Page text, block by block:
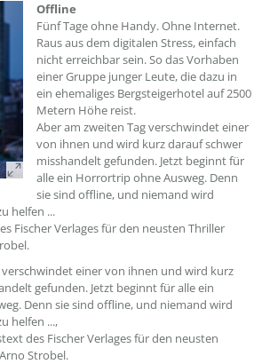
Offline
Fünf Tage ohne Handy. Ohne Internet.
Raus aus dem digitalen Stress, einfach
nicht erreichbar sein. So das Vorhaben
einer Gruppe junger Leute, die dazu in
ein ehemaliges Bergsteigerhotel auf 2500
Metern Höhe reist.
Aber am zweiten Tag verschwindet einer
von ihnen und wird kurz darauf schwer
misshandelt gefunden. Jetzt beginnt für
alle ein Horrortrip ohne Ausweg. Denn
sie sind offline, und niemand wird
helfen ...
Fischer Verlages für den neusten Thriller
verschwindet einer von ihnen und wird kurz
gefunden. Jetzt beginnt für alle ein
Denn sie sind offline, und niemand wird
helfen ...,
des Fischer Verlages für den neusten
Strobel.